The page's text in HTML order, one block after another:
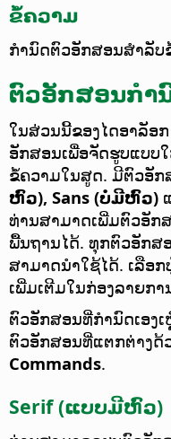
ຂໍ້ຄວາມ
ກຳນົດຕົວອັກສອນສຳລັບ
ຕົວອັກສອນກຳ
ໃນສ່ວນນີ້ຂອງໄດອາລັອກ
ອັກສອນເພື່ອຈັດຮູບແບບ
ຂໍ້ຄວາມໃນສູດ. ມີຕົວອັ
ຫົວ), Sans (ບໍ່ມີຫົວ)
ທ່ານສາມາດເພີ່ມຕົວອັກ
ພື້ນຖານໄດ້. ທຸກຕົວອັກສ
ສາມາດນຳໃຊ້ໄດ້. ເລືອກ
ເພີ່ມເຕີມໃນກ່ອງລາຍກາ
ຕົວອັກສອນທີ່ກຳນົດເອງ
ຕົວອັກສອນທີ່ແຕກຕ່າງດ້
Commands.
Serif (ແບບມີຫົວ)